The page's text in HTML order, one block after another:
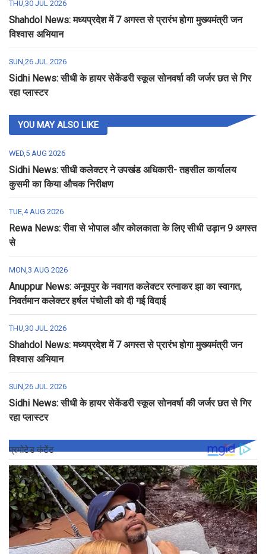
THU,30 JUL 2026
Shahdol News: मध्यप्रदेश में 7 अगस्त से प्रारंभ होगा मुख्यमंत्री जन
विश्वास अभियान
SUN,26 JUL 2026
Sidhi News: सीधी के हायर सेकेंडरी स्कूल सोनवर्षा की जर्जर छत से गिर
रहा प्लास्टर
YOU MAY ALSO LIKE
WED,5 AUG 2026
Sidhi News: सीधी कलेक्टर ने उपखंड अधिकारी- तहसील कार्यालय
कुसमी का किया औचक निरीक्षण
TUE,4 AUG 2026
Rewa News: रीवा से भोपाल और कोलकाता के लिए सीधी उड़ान 9 अगस्त
से
MON,3 AUG 2026
Anuppur News: अनूपपुर के नवागत कलेक्टर रत्नाकर झा का स्वागत,
निवर्तमान कलेक्टर हर्षल पंचोली को दी गई विदाई
THU,30 JUL 2026
Shahdol News: मध्यप्रदेश में 7 अगस्त से प्रारंभ होगा मुख्यमंत्री जन
विश्वास अभियान
SUN,26 JUL 2026
Sidhi News: सीधी के हायर सेकेंडरी स्कूल सोनवर्षा की जर्जर छत से गिर
रहा प्लास्टर